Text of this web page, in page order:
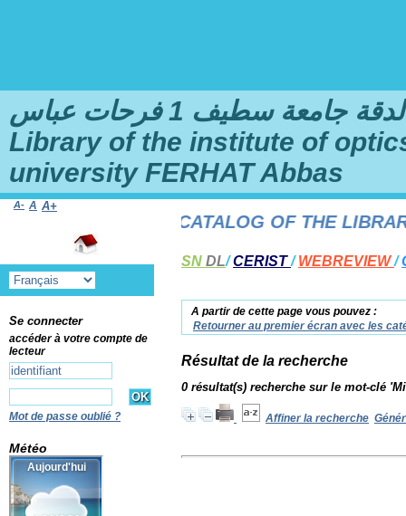
سطيف 1 فرحات عباس
Library of the institute of
university FERHAT Abbas
SN DL/CERIST/WEBREVIEW/
A partir de cette page vous pouvez :
Retourner au premier écran avec les
Résultat de la recherche
0 résultat(s) recherche sur le mot-clé
Affiner la recherche
TO THE ONLINE CATALOG OF THE
A- A A+
Se connecter
accéder à votre compte de
lecteur
Mot de passe oublié ?
Météo